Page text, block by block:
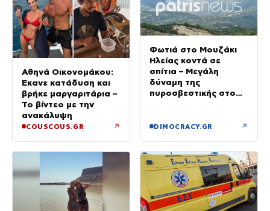
Αθηνά Οικονομάκου:
Έκανε κατάδυση και
βρήκε μαργαριτάρια –
Το βίντεο με την
ανακάλυψη
COUSCOUS.GR ↗
Φωτιά στο Μουζάκι
Ηλείας κοντά σε
σπίτια – Μεγάλη
δύναμη της
πυροσβεστικής στο
DIMOCRACY.GR ↗